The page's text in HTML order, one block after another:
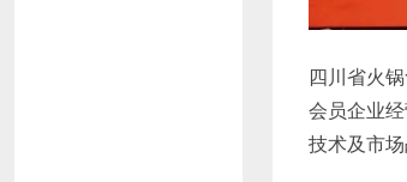
四川省火
会员企业
技术及市